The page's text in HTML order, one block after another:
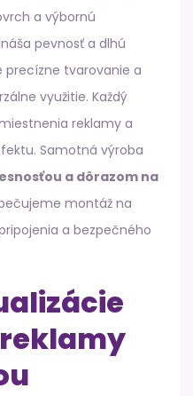
a výbornú
pevnosť a dlhú
precízne tvarovanie a
využitie. Každý
reklamy a
Samotná výroba
a dôrazom na
montáž na
a bezpečného
reklamy